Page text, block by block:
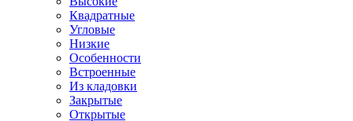
Квадратные
Угловые
Низкие
Особенности
Встроенные
Из кладовки
Закрытые
Открытые